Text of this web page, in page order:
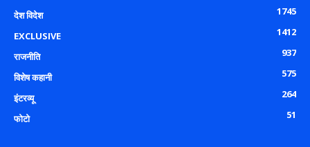
देश विदेश
1745
EXCLUSIVE
1412
राजनीति
937
विशेष कहानी
575
इंटरव्यू
264
फोटो
51